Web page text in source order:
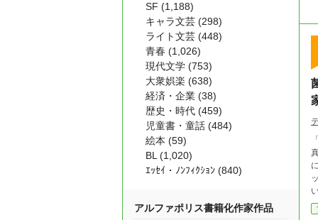
に
ッ
SF (1,188)
キャラ文芸 (298)
ライト文芸 (448)
青春 (1,026)
現代文学 (753)
大衆娯楽 (638)
経済・企業 (38)
歴史・時代 (459)
児童書・童話 (484)
絵本 (59)
BL (1,020)
ｴｯｾｲ・ﾉﾝﾌｨｸｼｮﾝ (840)
アルファポリス書籍化作家作品